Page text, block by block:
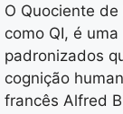
O Quociente
como QI, é
padronizados
cognição
francês Alfred